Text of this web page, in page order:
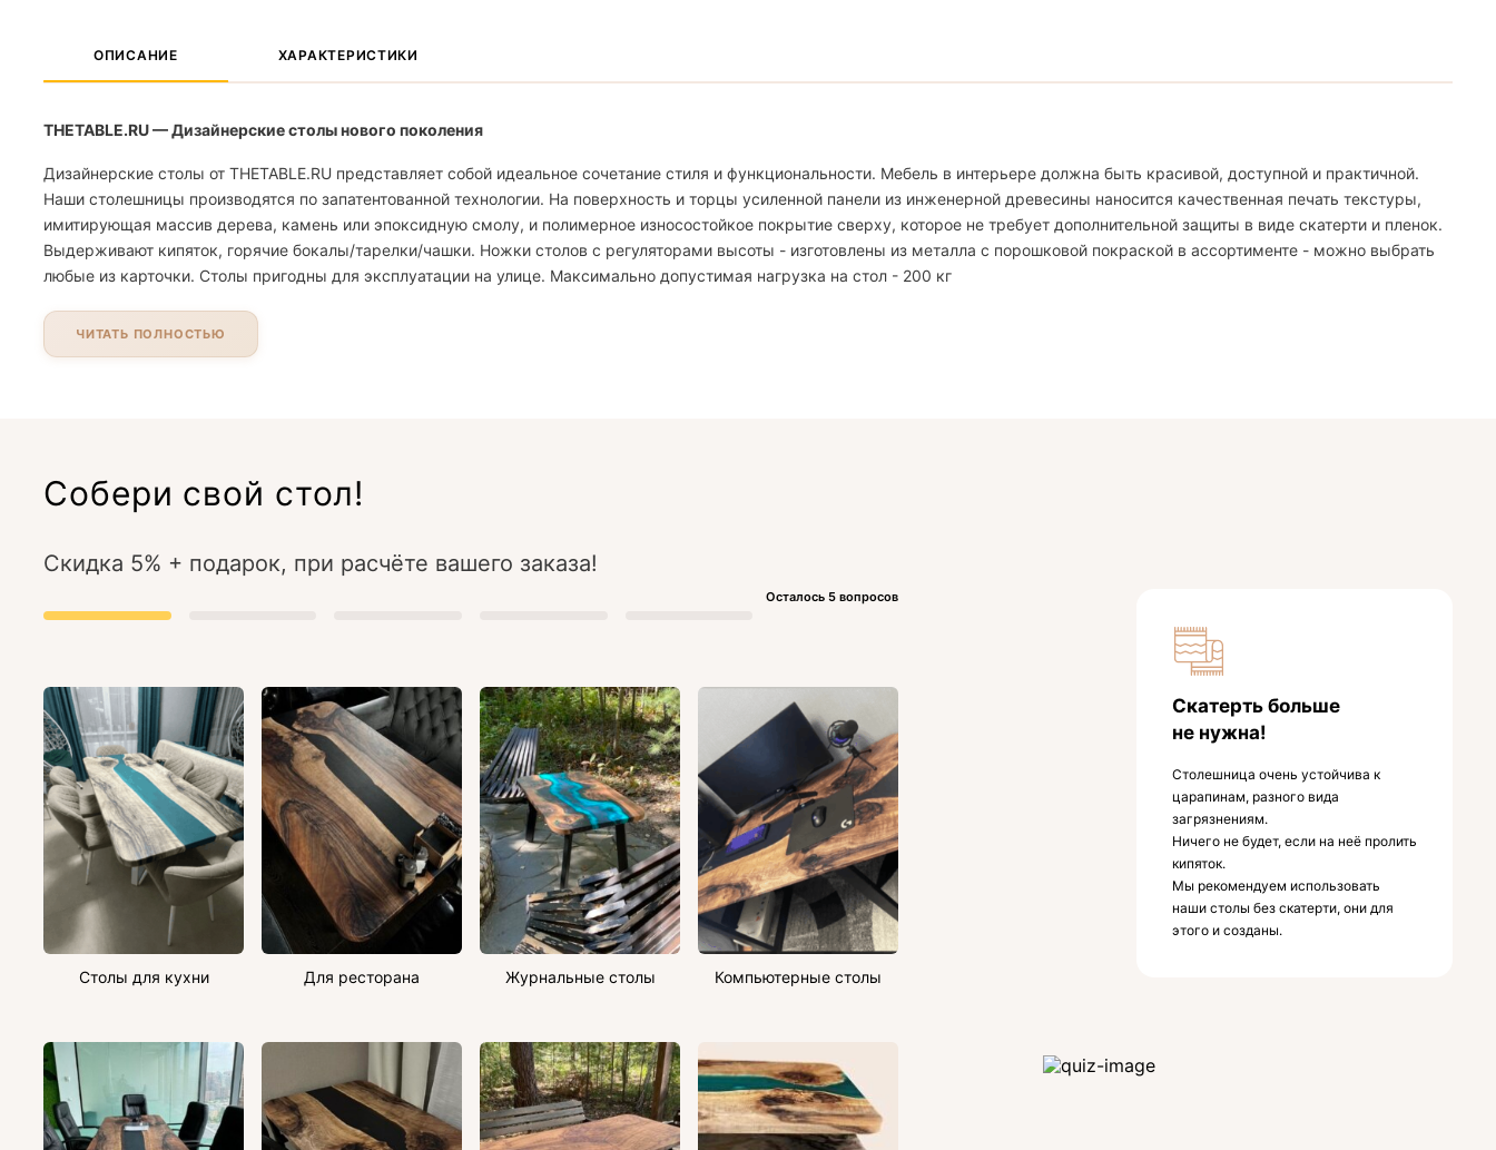
ОПИСАНИЕ ХАРАКТЕРИСТИКИ
THETABLE.RU — Дизайнерские столы нового поколения
Дизайнерские столы от THETABLE.RU представляет собой идеальное сочетание стиля и функциональности. Мебель в интерьере должна быть красивой, доступной и практичной.
Наши столешницы производятся по запатентованной технологии. На поверхность и торцы усиленной панели из инженерной древесины наносится качественная печать текстуры,
имитирующая массив дерева, камень или эпоксидную смолу, и полимерное износостойкое покрытие сверху, которое не требует дополнительной защиты в виде скатерти и пленок.
Выдерживают кипяток, горячие бокалы/тарелки/чашки. Ножки столов с регуляторами высоты - изготовлены из металла с порошковой покраской в ассортименте - можно выбрать
любые из карточки. Столы пригодны для эксплуатации на улице. Максимально допустимая нагрузка на стол - 200 кг
ЧИТАТЬ ПОЛНОСТЬЮ
Собери свой стол!
Скидка 5% + подарок, при расчёте вашего заказа!
Осталось 5 вопросов
Столы для кухни Для ресторана Журнальные столы Компьютерные столы
Скатерть больше
не нужна!
Столешница очень устойчива к
царапинам, разного вида
загрязнениям.
Ничего не будет, если на неё пролить
кипяток.
Мы рекомендуем использовать
наши столы без скатерти, они для
этого и созданы.